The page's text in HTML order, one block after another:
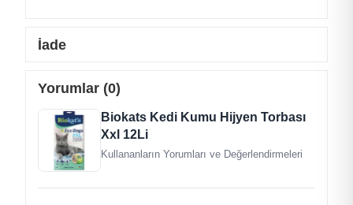
İade
Yorumlar (0)
Biokats Kedi Kumu Hijyen Torbası
Xxl 12Li
Kullananların Yorumları ve Değerlendirmeleri